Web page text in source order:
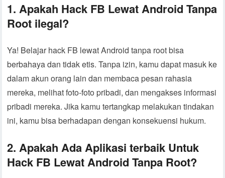
1. Apakah Hack FB Lewat Android Tanpa
Root ilegal?
Ya! Belajar hack FB lewat Android tanpa root bisa
berbahaya dan tidak etis. Tanpa izin, kamu dapat masuk ke
dalam akun orang lain dan membaca pesan rahasia
mereka, melihat foto-foto pribadi, dan mengakses informasi
pribadi mereka. Jika kamu tertangkap melakukan tindakan
ini, kamu bisa berhadapan dengan konsekuensi hukum.
2. Apakah Ada Aplikasi terbaik Untuk
Hack FB Lewat Android Tanpa Root?